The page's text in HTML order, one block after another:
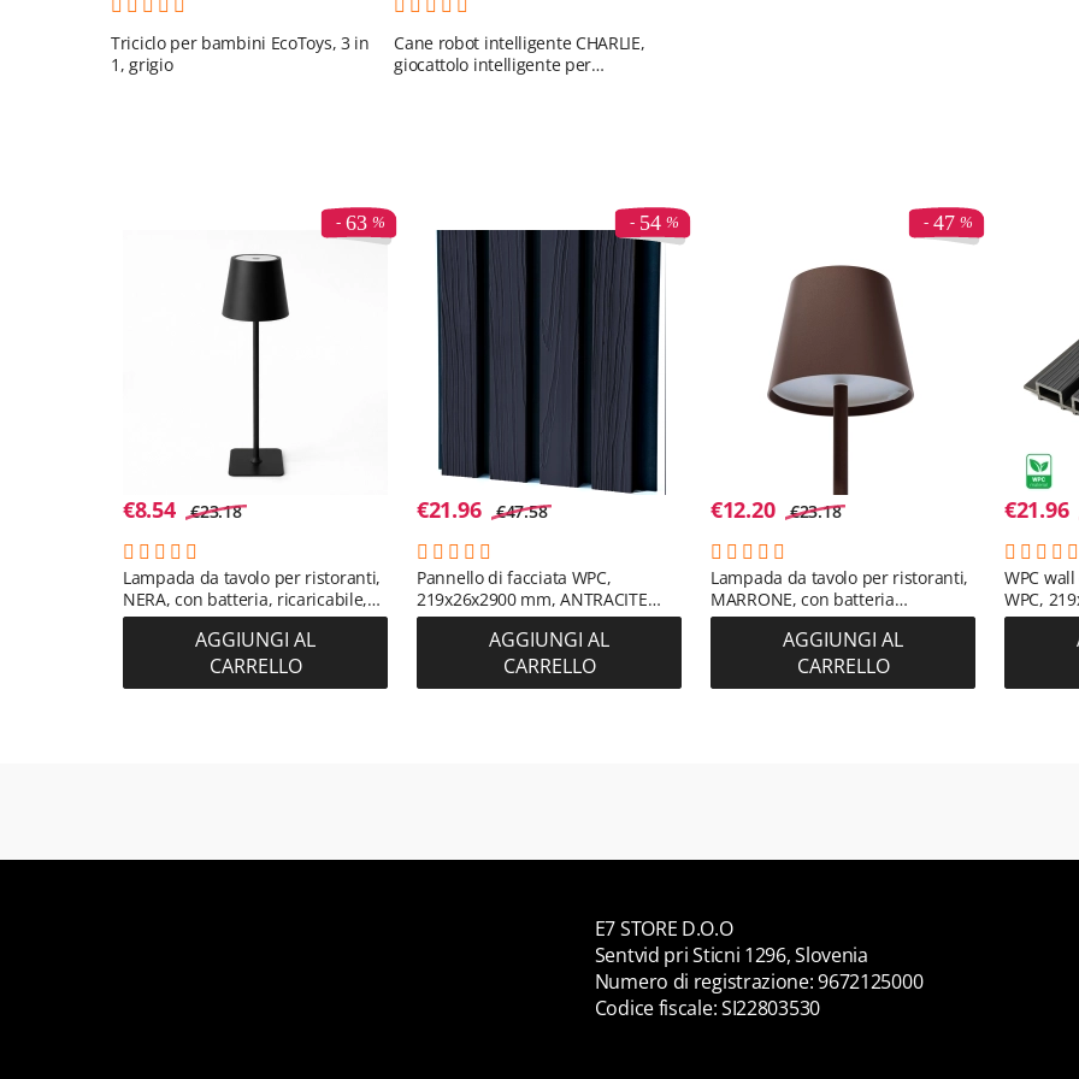
Triciclo per bambini EcoToys, 3 in
1, grigio
Cane robot intelligente CHARLIE,
giocattolo intelligente per
63
€8.54 €23.18
Lampada da tavolo per ristoranti,
NERA, con batteria, ricaricabile,
3600 mAh
AGGIUNGI AL
CARRELLO
54
€21.96 €47.58
Pannello di facciata WPC,
219x26x2900 mm, ANTRACITE
(RAL 7016) (0,63 m²)
AGGIUNGI AL
CARRELLO
47
€12.20 €23.18
Lampada da tavolo per ristoranti,
MARRONE, con batteria
ricaricabile, 3600 mAh
AGGIUNGI AL
CARRELLO
€21.96
WPC
WPC,
m2)
E7 STORE D.O.O
Sentvid pri Sticni 1296, Slovenia
Numero di registrazione: 9672125000
Codice fiscale: SI22803530